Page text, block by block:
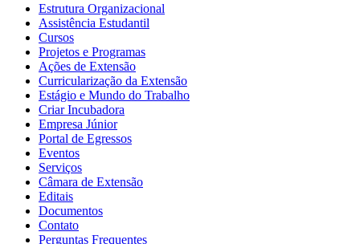
Estrutura Organizacional
Assistência Estudantil
Cursos
Projetos e Programas
Ações de Extensão
Curricularização da Extensão
Estágio e Mundo do Trabalho
Criar Incubadora
Empresa Júnior
Portal de Egressos
Eventos
Serviços
Câmara de Extensão
Editais
Documentos
Contato
Perguntas Frequentes